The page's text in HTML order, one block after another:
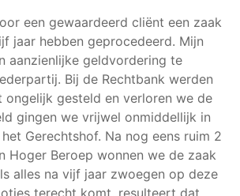
een gewaardeerd cliënt een zaak
jaar hebben geprocedeerd. Mijn
aanzienlijke geldvordering te
Bij de Rechtbank werden
ongelijk gesteld en verloren we de
gingen we vrijwel onmiddellijk in
Gerechtshof. Na nog eens ruim 2
Hoger Beroep wonnen we de zaak
alles na vijf jaar zwoegen op deze
terecht komt, resulteert dat